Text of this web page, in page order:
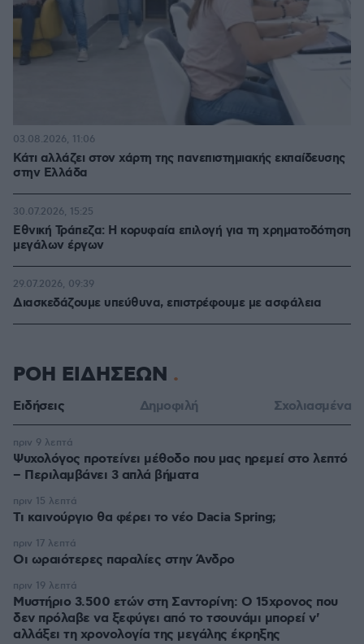
Κάτι αλλάζει στον χάρτη της πανεπιστημιακής εκπαίδευσης
στην Ελλάδα
03.08.2026, 11:06
Εθνική Τράπεζα: Η κορυφαία επιλογή για τη χρηματοδότηση
μεγάλων έργων
30.07.2026, 15:25
Διασκεδάζουμε υπεύθυνα, επιστρέφουμε με ασφάλεια
29.07.2026, 09:39
ΡΟΗ ΕΙΔΗΣΕΩΝ
Ειδήσεις Δημοφιλή Σχολιασμένα
Ψυχολόγος προτείνει μέθοδο που μας ηρεμεί στο λεπτό
– Περιλαμβάνει 3 απλά βήματα
πριν 9 λεπτά
Τι καινούργιο θα φέρει το νέο Dacia Spring;
πριν 15 λεπτά
Οι ωραιότερες παραλίες στην Άνδρο
πριν 17 λεπτά
Μυστήριο 3.500 ετών στη Σαντορίνη: Ο 15χρονος που
δεν πρόλαβε να ξεφύγει από το τσουνάμι μπορεί ν'
αλλάξει τη χρονολογία της μεγάλης έκρηξης
πριν 19 λεπτά